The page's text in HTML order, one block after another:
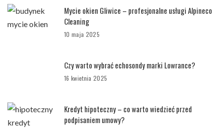
Mycie okien Gliwice – profesjonalne usługi Alpineco
Cleaning
10 maja 2025
Czy warto wybrać echosondy marki Lowrance?
16 kwietnia 2025
Kredyt hipoteczny – co warto wiedzieć przed
podpisaniem umowy?